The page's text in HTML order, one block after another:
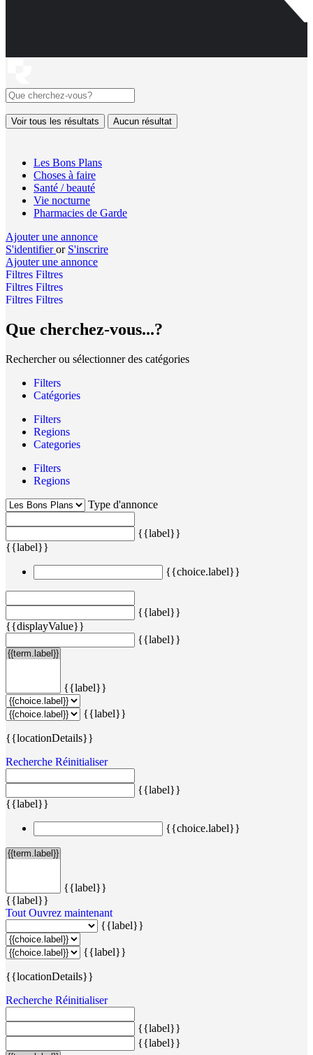
Voir tous les résultats Aucun résultat
Les Bons Plans
Choses à faire
Santé / beauté
Vie nocturne
Pharmacies de Garde
Ajouter une annonce
S'identifieror S'inscrire
Ajouter une annonce
Filtres Filtres
Filtres Filtres
Filtres Filtres
Que cherchez-vous...?
Rechercher ou sélectionner des catégories
Filters
Catégories
Filters
Regions
Categories
Filters
Regions
Type d'annonce
{{label}}
{{label}}
{{choice.label}}
{{label}}
{{displayValue}}
{{label}}
{{label}}
{{label}}
{{locationDetails}}
Recherche Réinitialiser
{{label}}
{{label}}
{{choice.label}}
{{label}}
{{label}}
Tout Ouvrez maintenant
{{label}}
{{label}}
{{locationDetails}}
Recherche Réinitialiser
{{label}}
{{label}}